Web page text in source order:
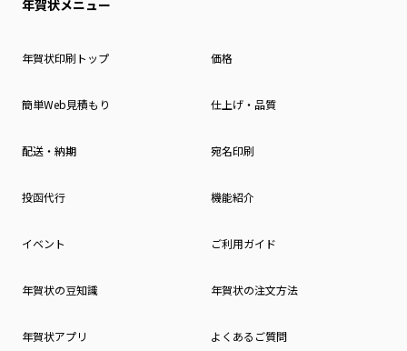
年賀状メニュー
年賀状印刷トップ 価格
簡単Web見積もり 仕上げ・品質
配送・納期 宛名印刷
投函代行 機能紹介
イベント ご利用ガイド
年賀状の豆知識 年賀状の注文方法
年賀状アプリ よくあるご質問